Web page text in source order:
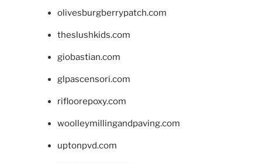
olivesburgberrypatch.com
theslushkids.com
giobastian.com
glpascensori.com
rifloorepoxy.com
woolleymillingandpaving.com
uptonpvd.com